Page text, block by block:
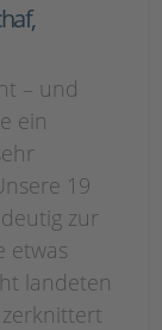
– und
ein
19
zur
etwas
landeten